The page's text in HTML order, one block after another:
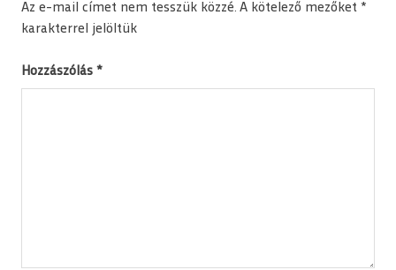
Az e-mail címet nem tesszük közzé. A kötelező mezőket *
karakterrel jelöltük
Hozzászólás *